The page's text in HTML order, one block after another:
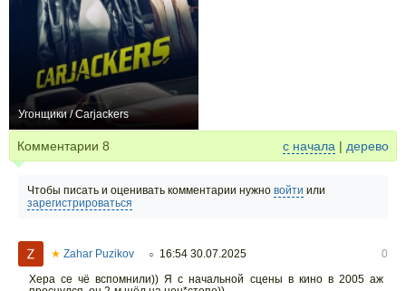
Угонщики / Carjackers
Комментарии 8 с начала | дерево
Чтобы писать и оценивать комментарии нужно войти или
зарегистрироваться
★ Zahar Puzikov ○ 16:54 30.07.2025
0
Хера се чё вспомнили)) Я с начальной сцены в кино в 2005 аж